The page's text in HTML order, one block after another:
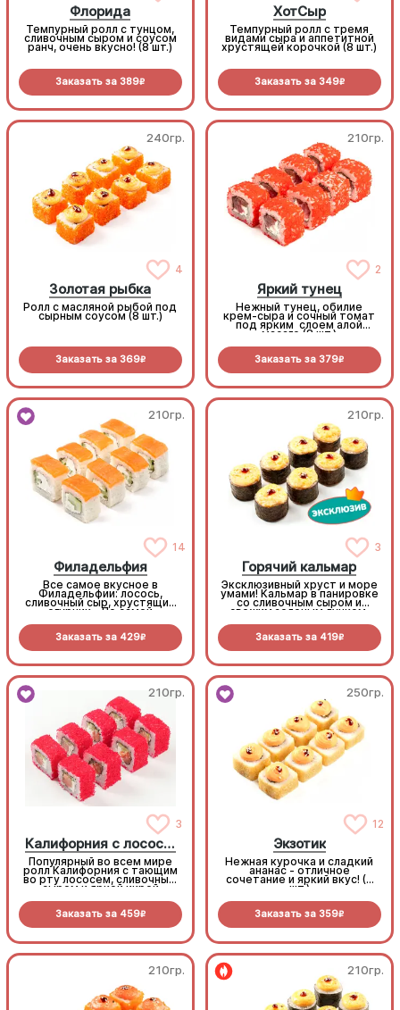
Флорида
Темпурный ролл с тунцом,
сливочным сыром и соусом
ранч, очень вкусно! (8 шт.)
Заказать за 389R
ХотСыр
Темпурный ролл с тремя
видами сыра и аппетитной
хрустящей корочкой (8 шт.)
Заказать за 349R
240гр.
4
Золотая рыбка
Ролл с масляной рыбой под
сырным соусом (8 шт.)
Заказать за 369R
210гр.
2
Яркий тунец
Нежный тунец, обилие
крем-сыра и сочный томат
под ярким слоем алой
масаго (8 шт.)
Заказать за 379R
210гр.
14
Филадельфия
Все самое вкусное в
Филадельфии: лосось,
сливочный сыр, хрустящий
огурчик... По самой
Заказать за 429R
210гр.
3
Горячий кальмар
Эксклюзивный хруст и море
умами! Кальмар в панировке
со сливочным сыром и
свежим зеленым лучком.
из аутентичного соуса
хондаши. Глубокий вкус,
который вы не встретите
больше нигде. (8 шт.)
Заказать за 419R
210гр.
3
Калифорния с лососем
Популярный во всем мире
ролл Калифорния с тающим
во рту лососем, сливочным
сыром и яркой икрой
Заказать за 459R
250гр.
12
Экзотик
Нежная курочка и сладкий
ананас - отличное
сочетание и яркий вкус! (8
шт.)
Заказать за 359R
210гр. 210гр.